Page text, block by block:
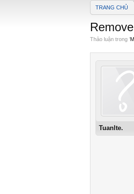
TRANG CHỦ
Thảo luận trong '
Tuanlte.